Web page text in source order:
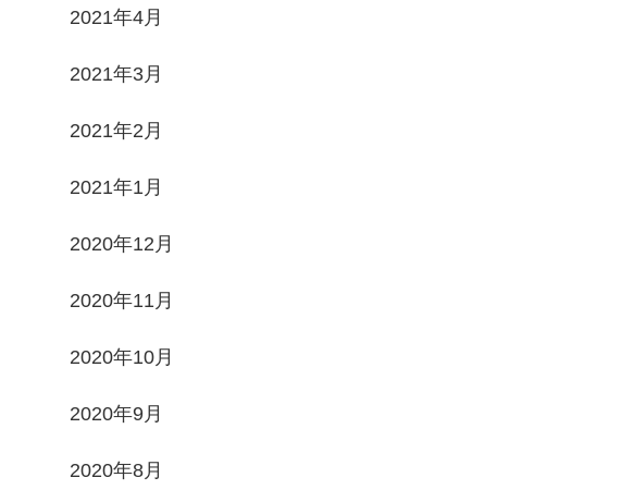
2021年4月
2021年3月
2021年2月
2021年1月
2020年12月
2020年11月
2020年10月
2020年9月
2020年8月